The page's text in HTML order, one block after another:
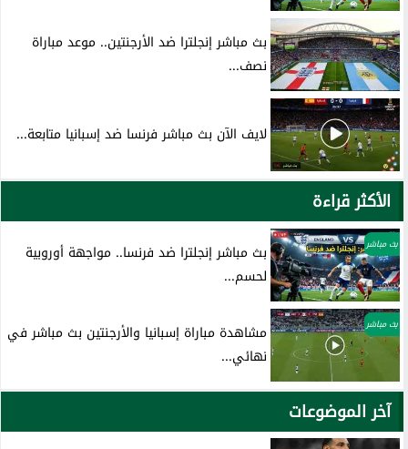
بث مباشر إنجلترا ضد الأرجنتين.. موعد مباراة
نصف...
لايف الآن بث مباشر فرنسا ضد إسبانيا متابعة...
الأكثر قراءة
بث مباشر
بث مباشر إنجلترا ضد فرنسا.. مواجهة أوروبية
لحسم...
بث مباشر
مشاهدة مباراة إسبانيا والأرجنتين بث مباشر في
نهائي...
آخر الموضوعات